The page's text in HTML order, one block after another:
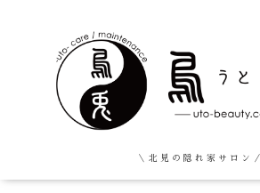
＼ 北 見 の 隠 れ 家 サ ロ ン ／